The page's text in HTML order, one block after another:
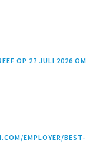
OP 27 JULI 2026 OM
EMPLOYER/BEST-